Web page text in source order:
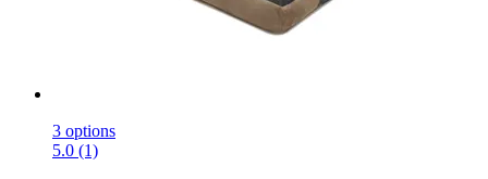
3 options
5.0 (1)